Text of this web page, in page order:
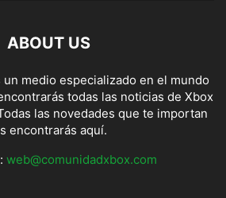
ABOUT US
un medio especializado en el mundo
todas las noticias de Xbox
las novedades que te importan
encontrarás aquí.
web@comunidadxbox.com